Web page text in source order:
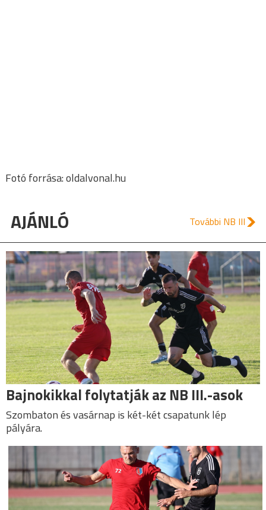
Fotó forrása: oldalvonal.hu
AJÁNLÓ További NB III
Bajnokikkal folytatják az NB III.-asok
Szombaton és vasárnap is két-két csapatunk lép
pályára.